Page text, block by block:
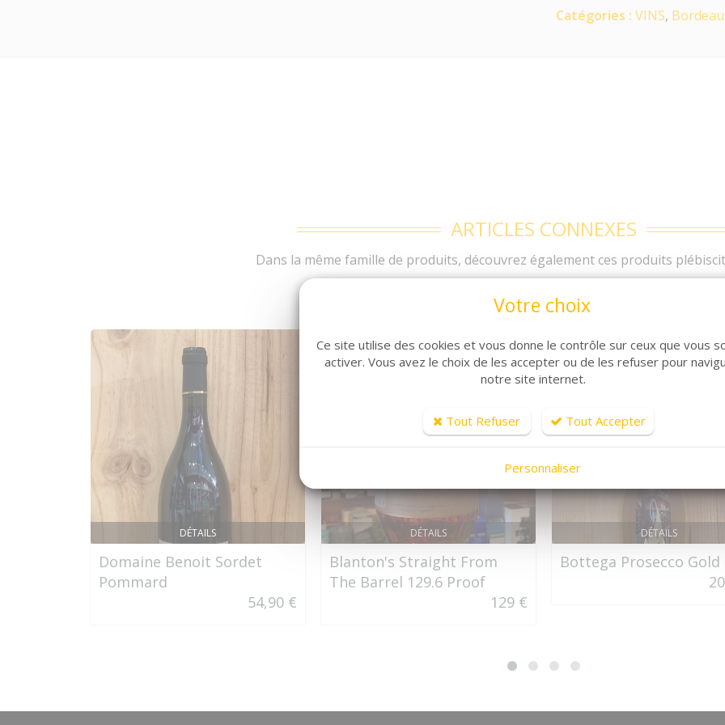
Catégories : VINS,
ARTICLES CONNEXES
Dans la même famille de produits, découvrez également ces produits
DÉTAILS
Domaine Benoit Sordet
Pommard
54,90 €
DÉTAILS
Blanton's Straight From
The Barrel 129.6 Proof
129 €
DÉTAILS
Bottega Prosecco Gold
Votre choix
Ce site utilise des cookies et vous donne le contrôle sur ceux que vous
activer. Vous avez le choix de les accepter ou de les refuser pour
notre site internet.
Tout Refuser Tout Accepter
Personnaliser